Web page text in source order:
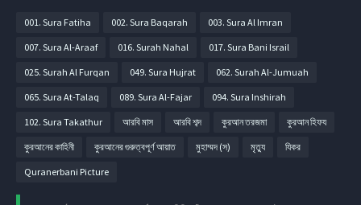
001. Sura Fatiha 002. Sura Baqarah 003. Sura Al Imran
007. Sura Al-Araaf 016. Surah Nahal 017. Sura Bani Israil
025. Surah Al Furqan 049. Sura Hujrat 062. Surah Al-Jumuah
065. Sura At-Talaq 089. Sura Al-Fajar 094. Sura Inshirah
102. Sura Takathur আরবি মাস আরবি শব্দ কুরআন তরজমা কুরআন হিফয
কুরআনের কাহিনী কুরআনের গুরুত্বপূর্ণ আয়াত মুহাম্মদ (স) মৃত্যু যিকর
Quranerbani Picture